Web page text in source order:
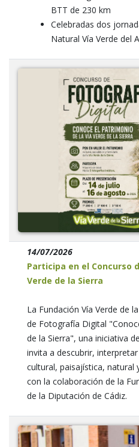
BTT de 230 km
Celebradas dos
Natural Vía Verde del
14/07/2026
Participa en el Concurso
Verde de la Sierra
La Fundación Vía Verde de
de Fotografía Digital
de la Sierra", una iniciativa
invita a descubrir,
cultural, paisajística, natural
con la colaboración de la
de la Diputación de Cádiz.